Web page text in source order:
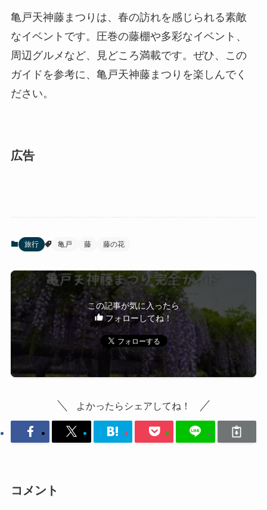
亀戸天神藤まつりは、春の訪れを感じられる素敵
なイベントです。圧巻の藤棚や多彩なイベント、
周辺グルメなど、見どころ満載です。ぜひ、この
ガイドを参考に、亀戸天神藤まつりを楽しんでく
ださい。
広告
旅行 亀戸 藤 藤の花
この記事が気に入ったら
フォローしてね！
よかったらシェアしてね！
コメント